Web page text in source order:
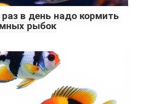
в день надо кормить
рыбок